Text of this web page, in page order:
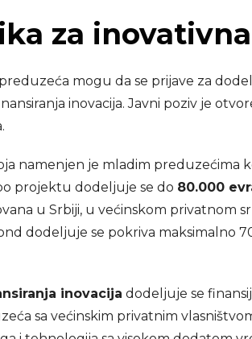
za
mogu da se prijave za
inovacija. Javni poziv je
namenjen je mladim preduzećima
projektu dodeljuje se do 80.000
u Srbiji, u većinskom privatnom
dodeljuje se pokriva maksimalno
inovacija dodeljuje se
sa većinskim privatnim